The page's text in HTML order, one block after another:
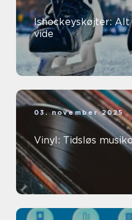
Ishockeyskøjter: Alt
vide
03. november 2025
Vinyl: Tidsløs